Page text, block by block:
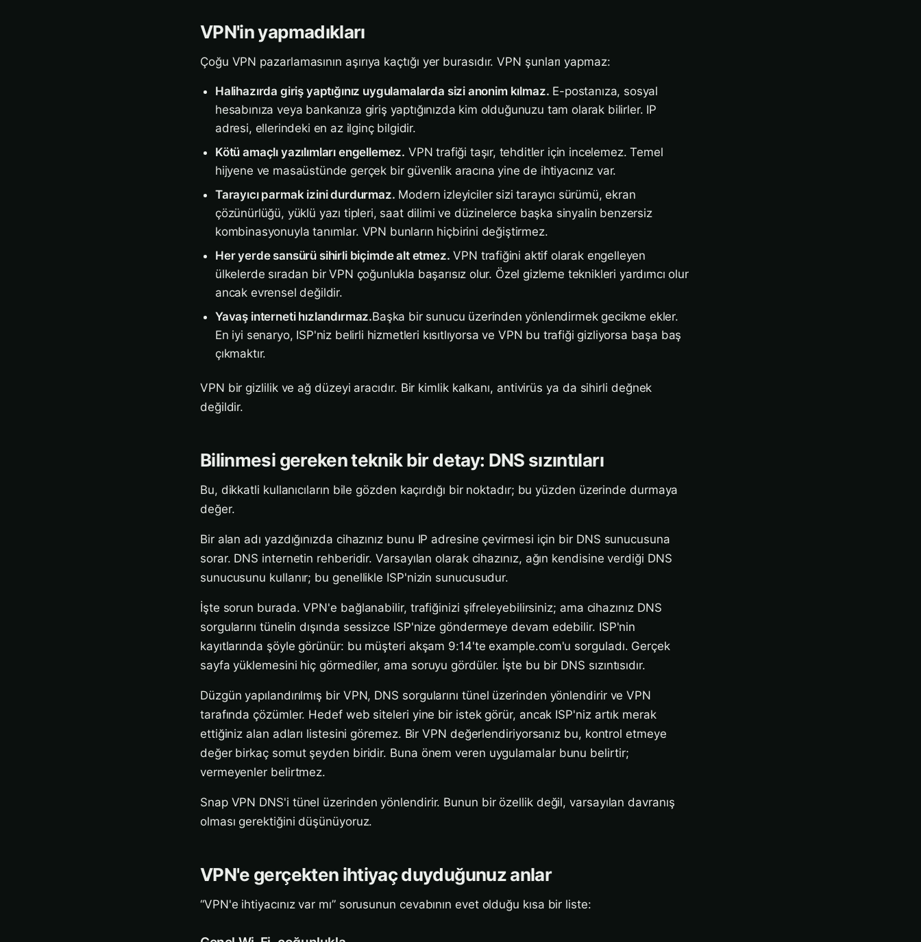
VPN'in yapmadıkları
Çoğu VPN pazarlamasının aşırıya kaçtığı yer burasıdır. VPN şunları yapmaz:
Halihazırda giriş yaptığınız uygulamalarda sizi anonim kılmaz. E-postanıza, sosyal
hesabınıza veya bankanıza giriş yaptığınızda kim olduğunuzu tam olarak bilirler. IP
adresi, ellerindeki en az ilginç bilgidir.
Kötü amaçlı yazılımları engellemez. VPN trafiği taşır, tehditler için incelemez. Temel
hijyene ve masaüstünde gerçek bir güvenlik aracına yine de ihtiyacınız var.
Tarayıcı parmak izini durdurmaz. Modern izleyiciler sizi tarayıcı sürümü, ekran
çözünürlüğü, yüklü yazı tipleri, saat dilimi ve düzinelerce başka sinyalin benzersiz
kombinasyonuyla tanımlar. VPN bunların hiçbirini değiştirmez.
Her yerde sansürü sihirli biçimde alt etmez. VPN trafiğini aktif olarak engelleyen
ülkelerde sıradan bir VPN çoğunlukla başarısız olur. Özel gizleme teknikleri yardımcı olur
ancak evrensel değildir.
Yavaş interneti hızlandırmaz.Başka bir sunucu üzerinden yönlendirmek gecikme ekler.
En iyi senaryo, ISP'niz belirli hizmetleri kısıtlıyorsa ve VPN bu trafiği gizliyorsa başa baş
çıkmaktır.
VPN bir gizlilik ve ağ düzeyi aracıdır. Bir kimlik kalkanı, antivirüs ya da sihirli değnek
değildir.
Bilinmesi gereken teknik bir detay: DNS sızıntıları
Bu, dikkatli kullanıcıların bile gözden kaçırdığı bir noktadır; bu yüzden üzerinde durmaya
değer.
Bir alan adı yazdığınızda cihazınız bunu IP adresine çevirmesi için bir DNS sunucusuna
sorar. DNS internetin rehberidir. Varsayılan olarak cihazınız, ağın kendisine verdiği DNS
sunucusunu kullanır; bu genellikle ISP'nizin sunucusudur.
İşte sorun burada. VPN'e bağlanabilir, trafiğinizi şifreleyebilirsiniz; ama cihazınız DNS
sorgularını tünelin dışında sessizce ISP'nize göndermeye devam edebilir. ISP'nin
kayıtlarında şöyle görünür: bu müşteri akşam 9:14'te example.com'u sorguladı. Gerçek
sayfa yüklemesini hiç görmediler, ama soruyu gördüler. İşte bu bir DNS sızıntısıdır.
Düzgün yapılandırılmış bir VPN, DNS sorgularını tünel üzerinden yönlendirir ve VPN
tarafında çözümler. Hedef web siteleri yine bir istek görür, ancak ISP'niz artık merak
ettiğiniz alan adları listesini göremez. Bir VPN değerlendiriyorsanız bu, kontrol etmeye
değer birkaç somut şeyden biridir. Buna önem veren uygulamalar bunu belirtir;
vermeyenler belirtmez.
Snap VPN DNS'i tünel üzerinden yönlendirir. Bunun bir özellik değil, varsayılan davranış
olması gerektiğini düşünüyoruz.
VPN'e gerçekten ihtiyaç duyduğunuz anlar
“VPN'e ihtiyacınız var mı” sorusunun cevabının evet olduğu kısa bir liste: